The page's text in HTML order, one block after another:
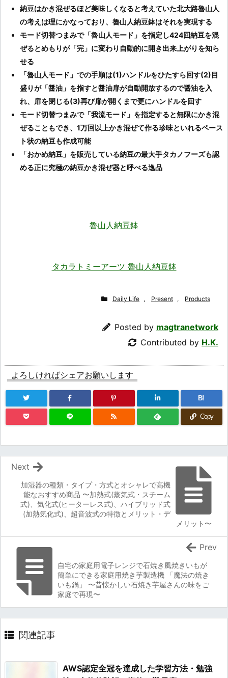
納豆はかき混ぜるほど美味しくなると考えていた北大路魯山人
の考えは理にかなっており、魯山人納豆鉢はそれを実現する
モード切替つまみで「魯山人モード」を指定し424回納豆を混
ぜるとめもりが「完」に変わり自動的に開き出来上がりを知ら
せる
「魯山人モード」での手順は(1)ハンドルをひたすら回す(2)目
盛りが「醤油」を指すと醤油扉が自動開放するので醤油を入
れ、扉を閉じる(3)再び扉が開くまで更にハンドルを回す
モード切替つまみで「我流モード」を指定すると無限にかき混
ぜることもでき、1万回以上かき混ぜて作る珍味といれるペース
ト状の納豆も作成可能
「おかめ納豆」を販売している納豆の最大手タカノフーズも認
める正に究極の納豆かき混ぜ器と呼べる逸品
魯山人納豆鉢
タカラトミーアーツ 魯山人納豆鉢
Daily Life , Present , Products
Posted by magtranetwork
Contributed by H.K.
よろしければシェアお願いします
B!
Copy
加湿器の種類・タイプ・方式とオシャレで高機
能なおすすめ商品 〜加熱式(蒸気式・スチーム
式)、気化式(ヒーターレス式)、ハイブリッド式
(加熱気化式)、超音波式の特徴とメリット・デ
メリット〜
Next
自宅の家庭用電子レンジで石焼き風焼きいもが
簡単にできる家庭用焼き芋製造機 「魔法の焼き
いも鍋」 〜昔懐かしい石焼き芋屋さんの味をご
家庭で再現〜
Prev
関連記事
AWS認定全冠を達成した学習方法・勉強